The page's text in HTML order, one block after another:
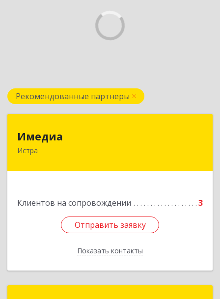
Рекомендованные партнеры
Имедиа
Истра
Клиентов на сопровождении 3
Отправить заявку
Показать контакты
143500, Московская обл, Истринский р-н, Истра
Отправить заявку
Назад